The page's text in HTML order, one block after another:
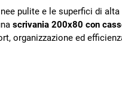
pulite e le superfici di
scrivania 200x80 con
organizzazione ed